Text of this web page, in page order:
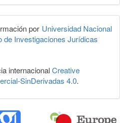
por Universidad Nacional
de Investigaciones Jurídicas
internacionalCreative
SinDerivadas 4.0.